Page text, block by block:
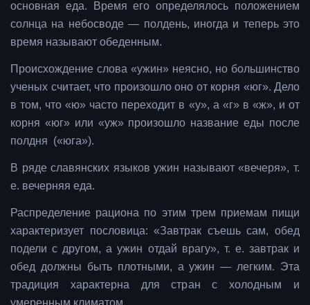
основная еда. Время его определялось положением
солнца на небосводе — полдень, иногда и теперь это
время называют обеденным.
Происхождение слова «ужин» неясно, но большинство
ученых считает, что произошло оно от корня «юг». Дело
в том, что «ю» часто переходит в «у», а «г» в «ж», и от
корня «юг» или «уж» произошло название еды после
полдня («юга»).
В ряде славянских языков ужин называют «вечеря», т.
е. вечерняя еда.
Распределение рациона по этим трем приемам пищи
характеризует пословица: «Завтрак съешь сам, обед
подели с другом, а ужин отдай врагу», т. е. завтрак и
обед должны быть плотными, а ужин — легким. Эта
традиция характерна для стран с холодным и